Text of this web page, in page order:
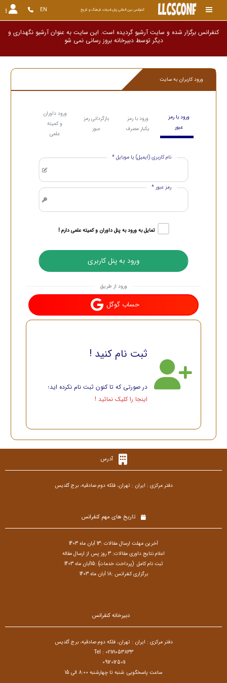
کنفرانس بین المللی زبان،ادبیات، فرهنگ و تاریخ EN
کنفرانس برگزار شده و سایت آرشیو گردیده است. این سایت به عنوان آرشیو نگهداری و
دیگر توسط دبیرخانه بروز رسانی
ورود کاربران به سایت
ورود با رمز
عبور
ورود با رمز
یکبار مصرف
بازگردانی رمز
عبور
ورود داوران
و کمیته
علمی
نام کاربری (ایمیل) یا موبایل *
رمز عبور *
تمایل به ورود به پنل داوران و کمیته علمی دارم !
ورود از طریق
حساب گوگل
ثبت نام کنید !
در صورتی که تا کنون ثبت نام نکرده اید؛
اینجا را کلیک نمائید !
آدرس
دفتر مرکزی : ایران : تهران، فلکه دوم صادقیه، برج گلدیس
تاریخ های مهم کنفرانس
آخرین مهلت ارسال مقالات :13 آبان ماه 1403
اعلام نتایج داوری مقالات: 3 روز پس از ارسال مقاله
ثبت نام کامل (پرداخت خدمات) :15آبان ماه 1403
برگزاری کنفرانس :18 آبان ماه 1403
دبیرخانه کنفرانس
دفتر مرکزی : ایران : تهران، فلکه دوم صادقیه، برج گلدیس
Tel : 02171053833
09120125011
ساعت پاسخگویی :شنبه تا چهارشنبه 8:00 الی 15